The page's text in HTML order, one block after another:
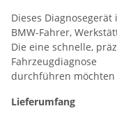
Dieses
BMW-Fahrer,
Die eine schnelle,
Fahrzeugdiagnose
durchführen möchten
Lieferumfang